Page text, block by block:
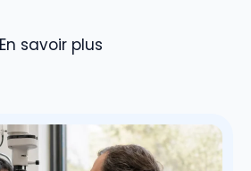
En savoir plus